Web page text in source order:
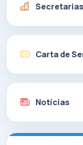
Secretarias
Carta de
Notícias